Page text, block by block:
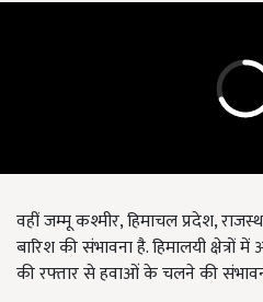
वहीं जम्मू कश्मीर, हिमाचल प्रदेश,
बारिश की संभावना है. हिमालयी
की रफ्तार से हवाओं के चलने की